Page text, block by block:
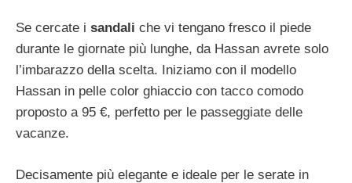
Se cercate i sandali che vi tengano fresco il piede
durante le giornate più lunghe, da Hassan avrete solo
l’imbarazzo della scelta. Iniziamo con il modello
Hassan in pelle color ghiaccio con tacco comodo
proposto a 95 €, perfetto per le passeggiate delle
vacanze.
Decisamente più elegante e ideale per le serate in